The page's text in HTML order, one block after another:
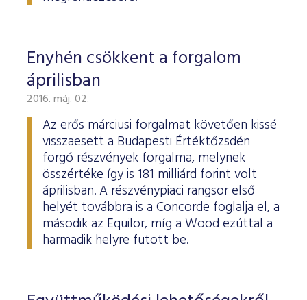
Enyhén csökkent a forgalom
áprilisban
2016. máj. 02.
Az erős márciusi forgalmat követően kissé
visszaesett a Budapesti Értéktőzsdén
forgó részvények forgalma, melynek
összértéke így is 181 milliárd forint volt
áprilisban. A részvénypiaci rangsor első
helyét továbbra is a Concorde foglalja el, a
második az Equilor, míg a Wood ezúttal a
harmadik helyre futott be.